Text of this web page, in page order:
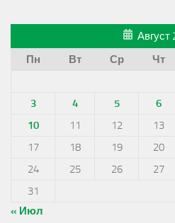
Август
Пн
Вт Ср Чт
3
4 5 6
10
11 12 13
17
18 19 20
24
25 26 27
31
« Июл